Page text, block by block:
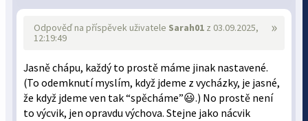
»
Odpověď na příspěvek uživatele Sarah01 z 03.09.2025,
12:19:49
Jasně chápu, každý to prostě máme jinak nastavené.
(To odemknutí myslím, když jdeme z vycházky, je jasné,
že když jdeme ven tak “spěcháme”😃.) No prostě není
to výcvik, jen opravdu výchova. Stejne jako nácvik